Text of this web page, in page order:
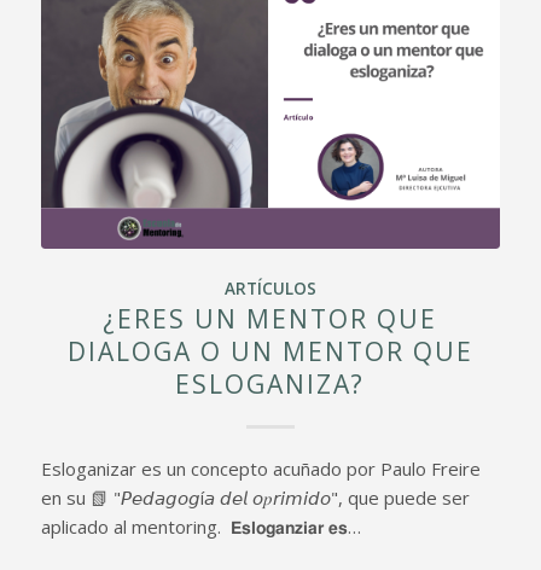
ARTÍCULOS
¿ERES UN MENTOR QUE
DIALOGA O UN MENTOR QUE
ESLOGANIZA?
Esloganizar es un concepto acuñado por Paulo Freire
en su 📗 "𝘗𝘦𝘥𝘢𝘨𝘰𝘨í𝘢 𝘥𝘦𝘭 𝘰𝑝𝘳𝘪𝘮𝘪𝘥𝘰", que puede ser
aplicado al mentoring. 𝗘𝘀𝗹𝗼𝗴𝗮𝗻𝘇𝗶𝗮𝗿 𝗲𝘀…